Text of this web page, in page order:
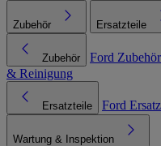
Zubehör Ersatzteile
Zubehör Ford
& Reinigung
Ersatzteile Ford
Wartung & Inspektion